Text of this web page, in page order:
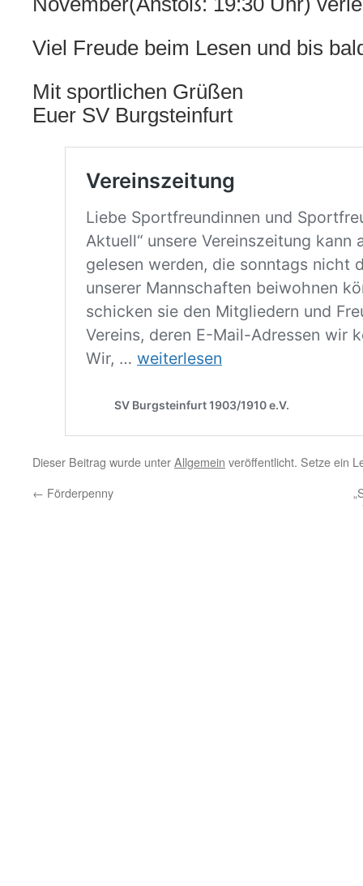
Viel Freude beim Lesen und bis
Mit sportlichen Grüßen
Euer SV Burgsteinfurt
Dieser Beitrag wurde unterAllgemein veröffentlicht. Setze ein
← Förderpenny